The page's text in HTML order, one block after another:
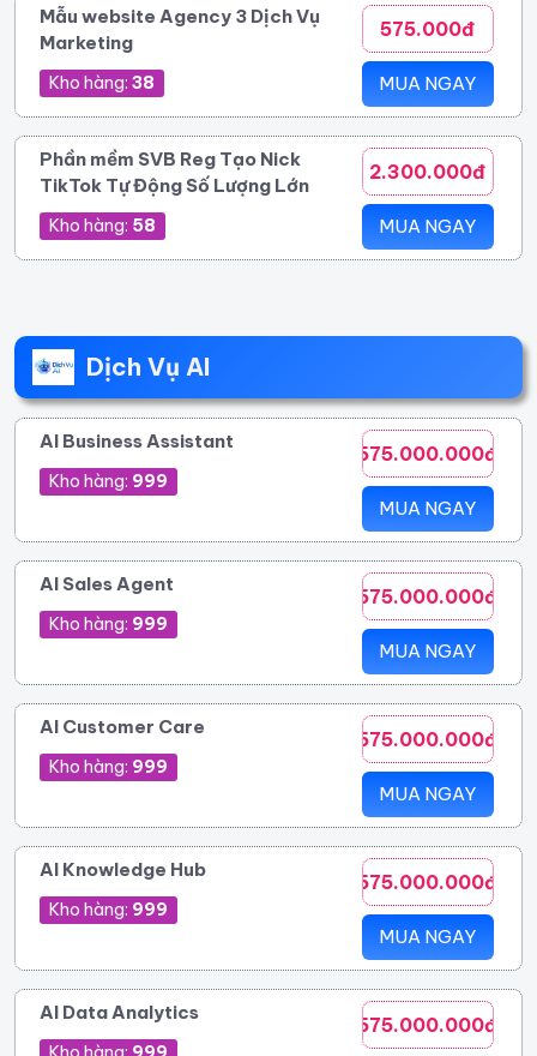
Mẫu website Agency 3 Dịch Vụ
Marketing
Kho hàng: 38
575.000đ
MUA NGAY
Phần mềm SVB Reg Tạo Nick
TikTok Tự Động Số Lượng Lớn
Kho hàng: 58
2.300.000đ
MUA NGAY
Dịch Vụ AI
AI Business Assistant
Kho hàng: 999
575.000.000đ
MUA NGAY
AI Sales Agent
Kho hàng: 999
575.000.000đ
MUA NGAY
AI Customer Care
Kho hàng: 999
575.000.000đ
MUA NGAY
AI Knowledge Hub
Kho hàng: 999
575.000.000đ
MUA NGAY
AI Data Analytics
575.000.000đ